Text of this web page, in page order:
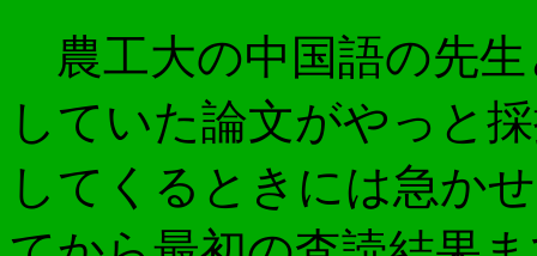
農工大の中国語の先生
していた論文がやっと
してくるときには急か